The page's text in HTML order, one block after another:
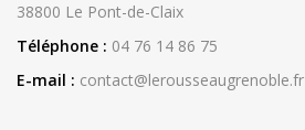
38800 Le Pont-de-Claix
Téléphone : 04 76 14 86 75
E-mail : contact@lerousseaugrenoble.fr